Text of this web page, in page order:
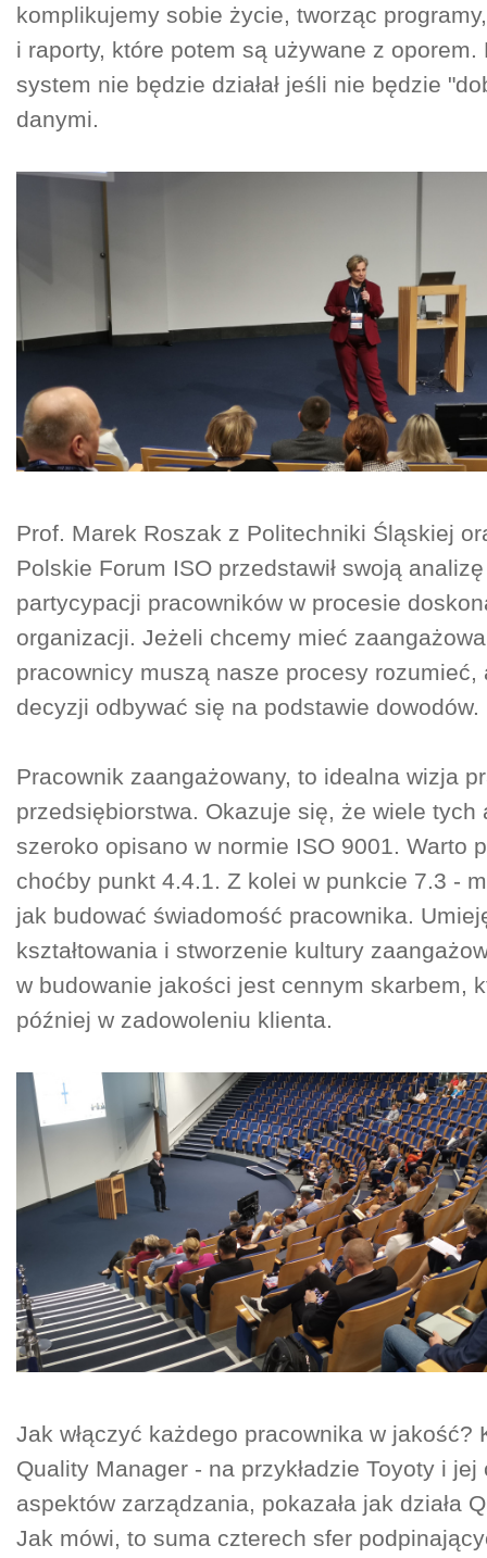
komplikujemy sobie życie, tworząc
i raporty, które potem są używane z oporem.
system nie będzie działał jeśli nie będzie
danymi.
Prof. Marek Roszak z Politechniki Śląskiej
Polskie Forum ISO przedstawił swoją
partycypacji pracowników w procesie
organizacji. Jeżeli chcemy mieć
pracownicy muszą nasze procesy rozumieć,
decyzji odbywać się na podstawie dowodów.
Pracownik zaangażowany, to idealna wizja
przedsiębiorstwa. Okazuje się, że wiele tych
szeroko opisano w normie ISO 9001. Warto
choćby punkt 4.4.1. Z kolei w punkcie 7.3 -
jak budować świadomość pracownika.
kształtowania i stworzenie kultury
w budowanie jakości jest cennym skarbem,
później w zadowoleniu klienta.
Jak włączyć każdego pracownika w jakość?
Quality Manager - na przykładzie Toyoty i jej
aspektów zarządzania, pokazała jak działa
Jak mówi, to suma czterech sfer